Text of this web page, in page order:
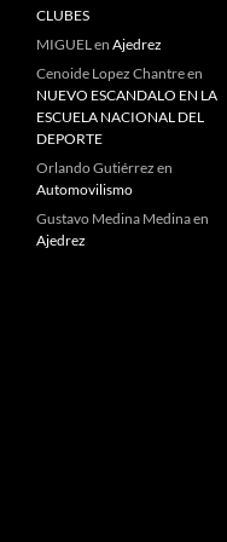
CLUBES
MIGUELen Ajedrez
Cenoide Lopez Chantreen
NUEVO ESCANDALO EN LA
ESCUELA NACIONAL DEL
DEPORTE
Orlando Gutiérrez en
Automovilismo
Gustavo Medina Medinaen
Ajedrez